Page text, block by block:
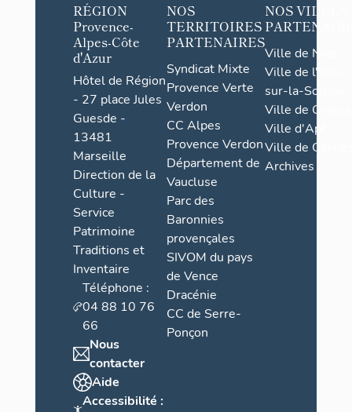
RÉGION
Provence-
Alpes-Côte
d'Azur
Hôtel de Région
- 27 place Jules
Guesde -
13481
Marseille
Direction de la
Culture -
Service
Patrimoine
Traditions et
Inventaire
Téléphone :
04 88 10 76
66
Nous
contacter
Aide
Accessibilité :
NOS
TERRITOIRES
PARTENAIRES
Syndicat Mixte
Provence Verte
Verdon
CC Alpes
Provence Verdon
Département de
Vaucluse
Parc des
Baronnies
provençales
SIVOM du pays
de Vence
Dracénie
CC de Serre-
Ponçon
NOS VILLES
Ville de Nice
Ville de l'Isle-
sur-la-Sorgue
Ville de Grasse
Ville d'Apt
Ville de
Archives